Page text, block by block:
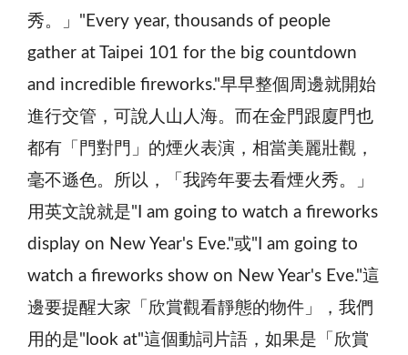
秀。」"Every year, thousands of people
gather at Taipei 101 for the big countdown
and incredible fireworks."早早整個周邊就開始
進行交管，可說人山人海。而在金門跟廈門也
都有「門對門」的煙火表演，相當美麗壯觀，
毫不遜色。所以，「我跨年要去看煙火秀。」
用英文說就是"I am going to watch a fireworks
display on New Year's Eve."或"I am going to
watch a fireworks show on New Year's Eve."這
邊要提醒大家「欣賞觀看靜態的物件」，我們
用的是"look at"這個動詞片語，如果是「欣賞